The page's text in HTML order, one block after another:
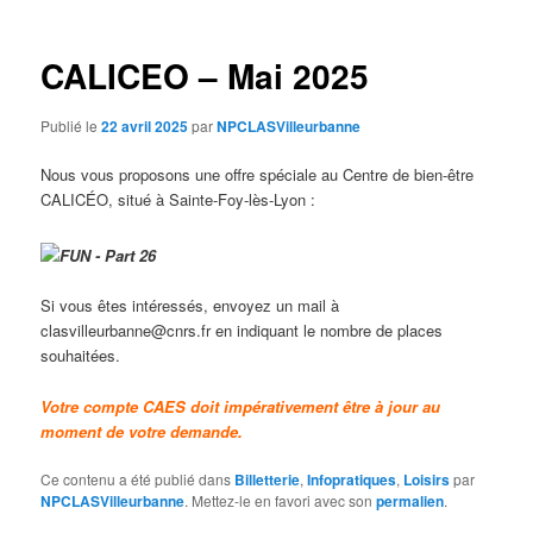
CALICEO – Mai 2025
Publié le22 avril 2025parNPCLASVilleurbanne
Nous vous proposons une offre spéciale au Centre de bien-être
CALICÉO, situé à Sainte-Foy-lès-Lyon :
Si vous êtes intéressés, envoyez un mail à
clasvilleurbanne@cnrs.fr en indiquant le nombre de places
souhaitées.
Votre compte CAES doit impérativement être à jour au
moment de votre demande.
Ce contenu a été publié dans Billetterie,Infopratiques, Loisirspar
NPCLASVilleurbanne. Mettez-le en favori avec sonpermalien.